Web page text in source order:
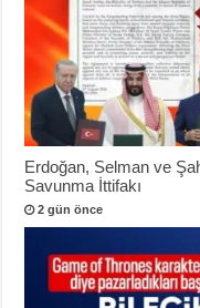
Erdoğan, Selman ve
Savunma İttifakı
2 gün önce